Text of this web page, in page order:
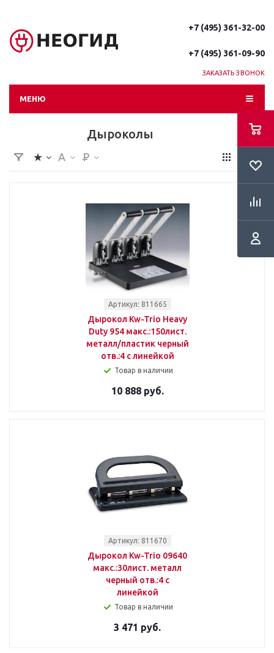
+7 (495) 361-32-00
+7 (495) 361-09-90
ЗАКАЗАТЬ ЗВОНОК
МЕНЮ
Дыроколы
Артикул: 811665
Дырокол Kw-Trio Heavy
Duty 954 макс.:150лист.
металл/пластик черный
отв.:4 с линейкой
Товар в наличии
10 888 руб.
Артикул: 811670
Дырокол Kw-Trio 09640
макс.:30лист. металл
черный отв.:4 с
линейкой
Товар в наличии
3 471 руб.